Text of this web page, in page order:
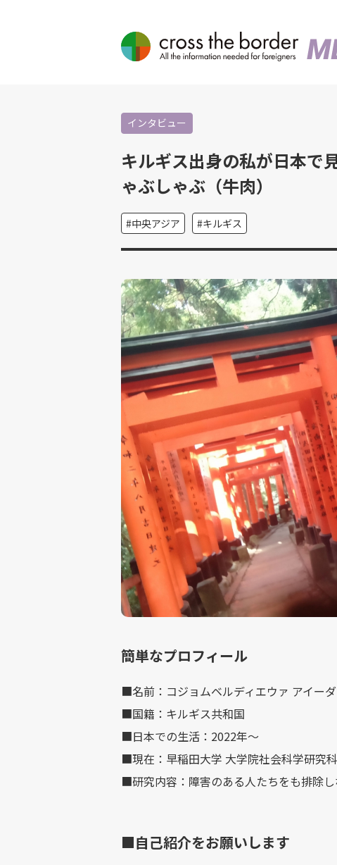
インタビュー
キルギス出身の私が日本で
ゃぶしゃぶ（牛肉）
中央アジア キルギス
簡単なプロフィール
■名前：コジョムベルディエウァ アイーダ
■国籍：キルギス共和国
■日本での生活：2022年～
■現在：早稲田大学 大学院社会科学研究科
■研究内容：障害のある人たちをも排除
■自己紹介をお願いします